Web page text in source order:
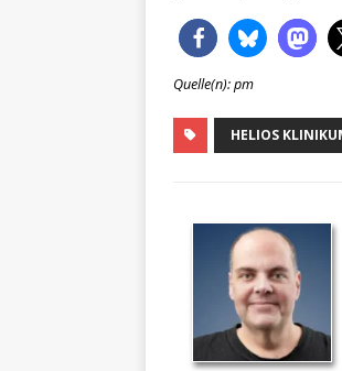
Quelle(n): pm
HELIOS